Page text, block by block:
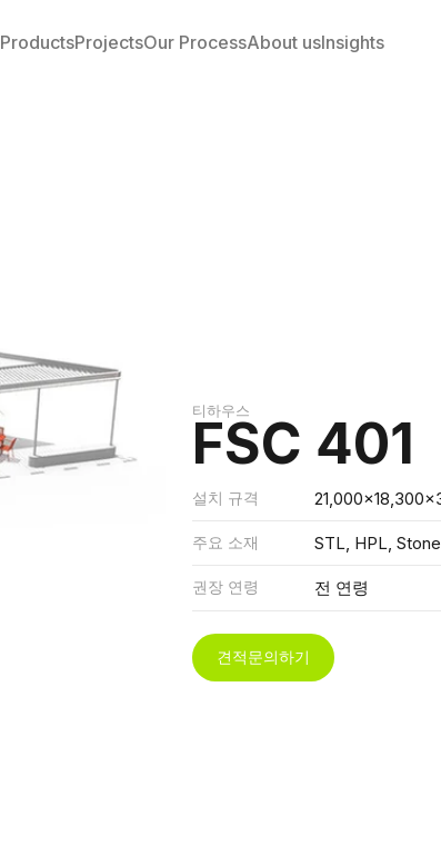
ProductsProjectsOur ProcessAbout usInsights
티하우스
FSC 401
설치 규격
주요 소재 STL, HPL, Stone
권장 연령 전 연령
견적문의하기